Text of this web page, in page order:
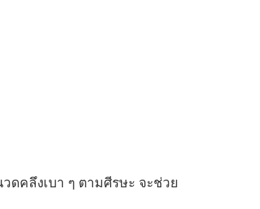
ดคลึงเบา ๆ ตามศีรษะ จะช่วย